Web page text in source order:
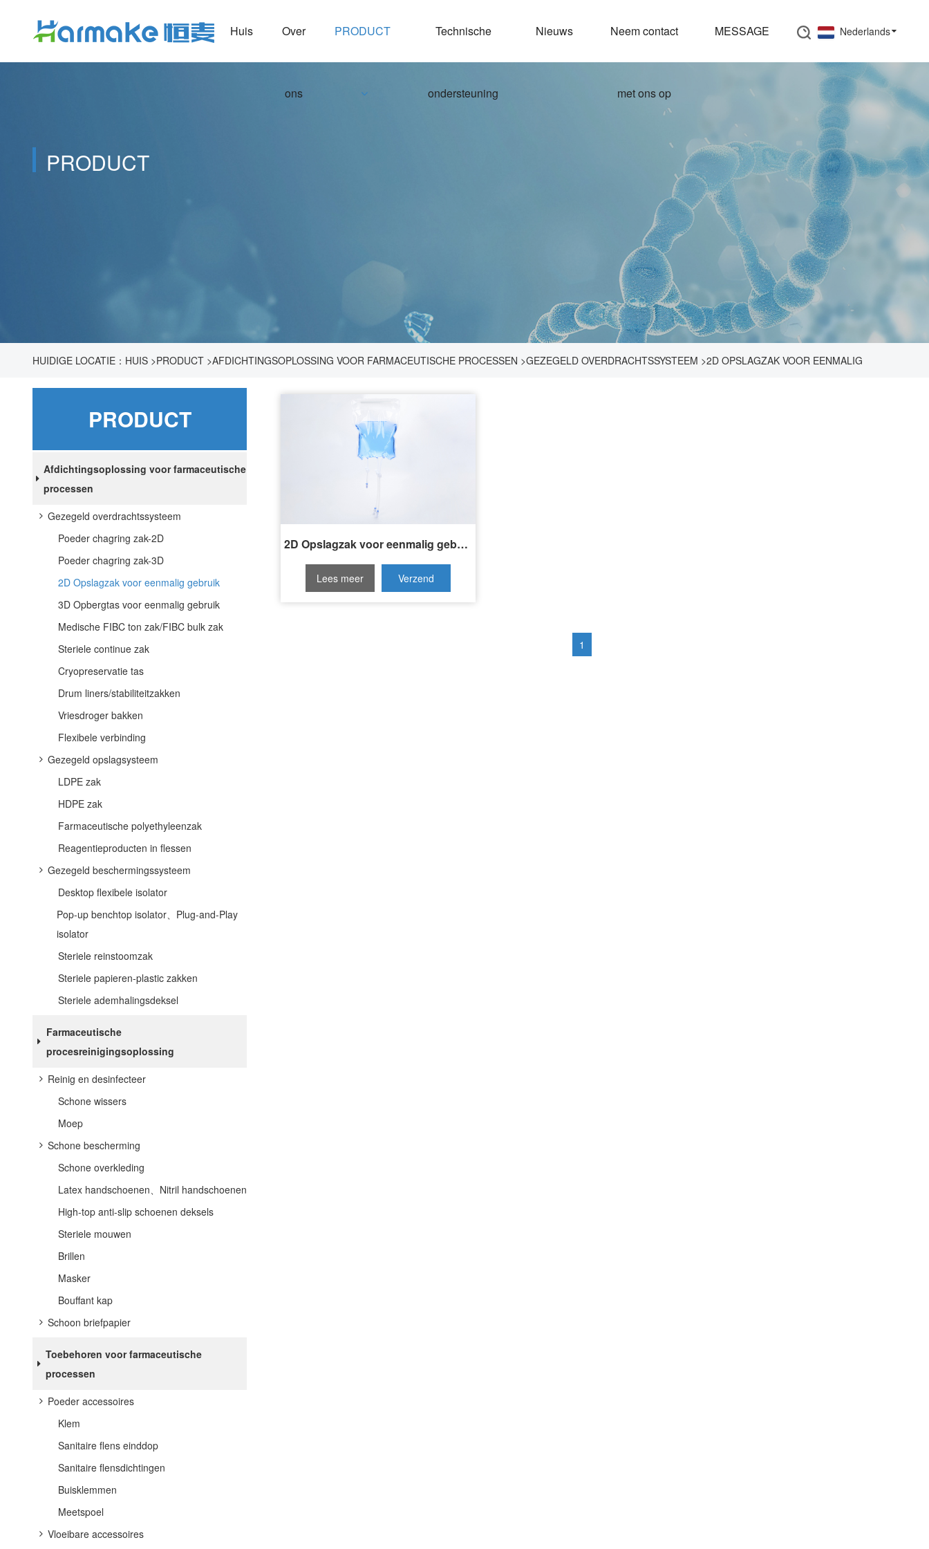
Huis Over
ons
PRODUCT Technische
ondersteuning
Nieuws Neem contact
met ons op
MESSAGE Nederlands
PRODUCT
HUIDIGE LOCATIE： HUIS >PRODUCT >AFDICHTINGSOPLOSSING VOOR FARMACEUTISCHE PROCESSEN >GEZEGELD OVERDRACHTSSYSTEEM >2D OPSLAGZAK VOOR EENMALIG
PRODUCT
Afdichtingsoplossing voor farmaceutische
processen
Gezegeld overdrachtssysteem
Poeder chagring zak-2D
Poeder chagring zak-3D
2D Opslagzak voor eenmalig gebruik
3D Opbergtas voor eenmalig gebruik
Medische FIBC ton zak/FIBC bulk zak
Steriele continue zak
Cryopreservatie tas
Drum liners/stabiliteitzakken
Vriesdroger bakken
Flexibele verbinding
Gezegeld opslagsysteem
LDPE zak
HDPE zak
Farmaceutische polyethyleenzak
Reagentieproducten in flessen
Gezegeld beschermingssysteem
Desktop flexibele isolator
Pop-up benchtop isolator、Plug-and-Play
isolator
Steriele reinstoomzak
Steriele papieren-plastic zakken
Steriele ademhalingsdeksel
Farmaceutische
procesreinigingsoplossing
Reinig en desinfecteer
Schone wissers
Moep
Schone bescherming
Schone overkleding
Latex handschoenen、Nitril handschoenen
High-top anti-slip schoenen deksels
Steriele mouwen
Brillen
Masker
Bouffant kap
Schoon briefpapier
Toebehoren voor farmaceutische
processen
Poeder accessoires
Klem
Sanitaire flens einddop
Sanitaire flensdichtingen
Buisklemmen
Meetspoel
Vloeibare accessoires
2D Opslagzak voor eenmalig gebruik
Lees meer
Verzend
Invraag
1